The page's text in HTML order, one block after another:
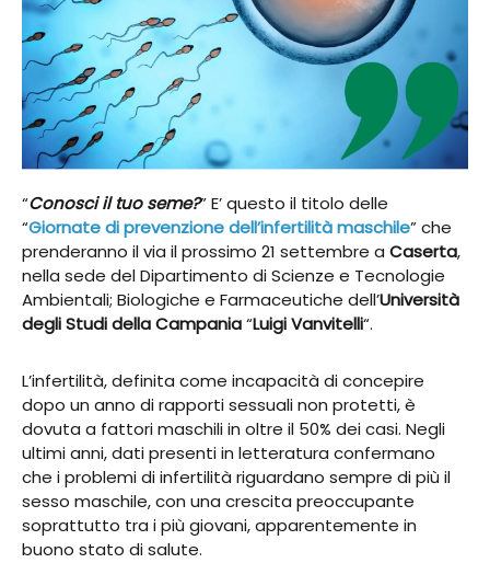
“Conosci il tuo seme?” E’ questo il titolo delle
“Giornate di prevenzione dell’infertilità maschile” che
prenderanno il via il prossimo 21 settembre a Caserta,
nella sede del Dipartimento di Scienze e Tecnologie
Ambientali; Biologiche e Farmaceutiche dell’Università
degli Studi della Campania“Luigi Vanvitelli“.
L’infertilità, definita come incapacità di concepire
dopo un anno di rapporti sessuali non protetti, è
dovuta a fattori maschili in oltre il 50% dei casi. Negli
ultimi anni, dati presenti in letteratura confermano
che i problemi di infertilità riguardano sempre di più il
sesso maschile, con una crescita preoccupante
soprattutto tra i più giovani, apparentemente in
buono stato di salute.